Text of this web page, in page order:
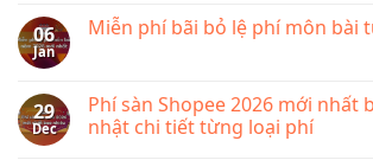
hiệu
mềm
tính
cho
mọi
doanh
Comments
on
hiểu
phần
mềm
06
Jan
Miễn phí bãi bỏ lệ phí môn bài
Miễn
phí
bãi
29
Dec
Phí sàn Shopee 2026 mới nhất
nhật chi tiết từng loại phí